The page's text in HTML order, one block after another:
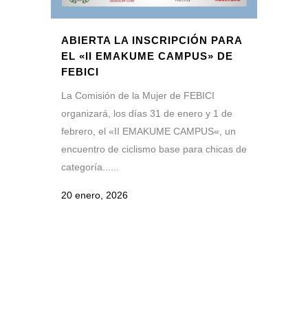
ABIERTA LA INSCRIPCIÓN PARA
EL «II EMAKUME CAMPUS» DE
FEBICI
La Comisión de la Mujer de FEBICI
organizará, los días 31 de enero y 1 de
febrero, el «II EMAKUME CAMPUS«, un
encuentro de ciclismo base para chicas de
categoría......
20 enero, 2026